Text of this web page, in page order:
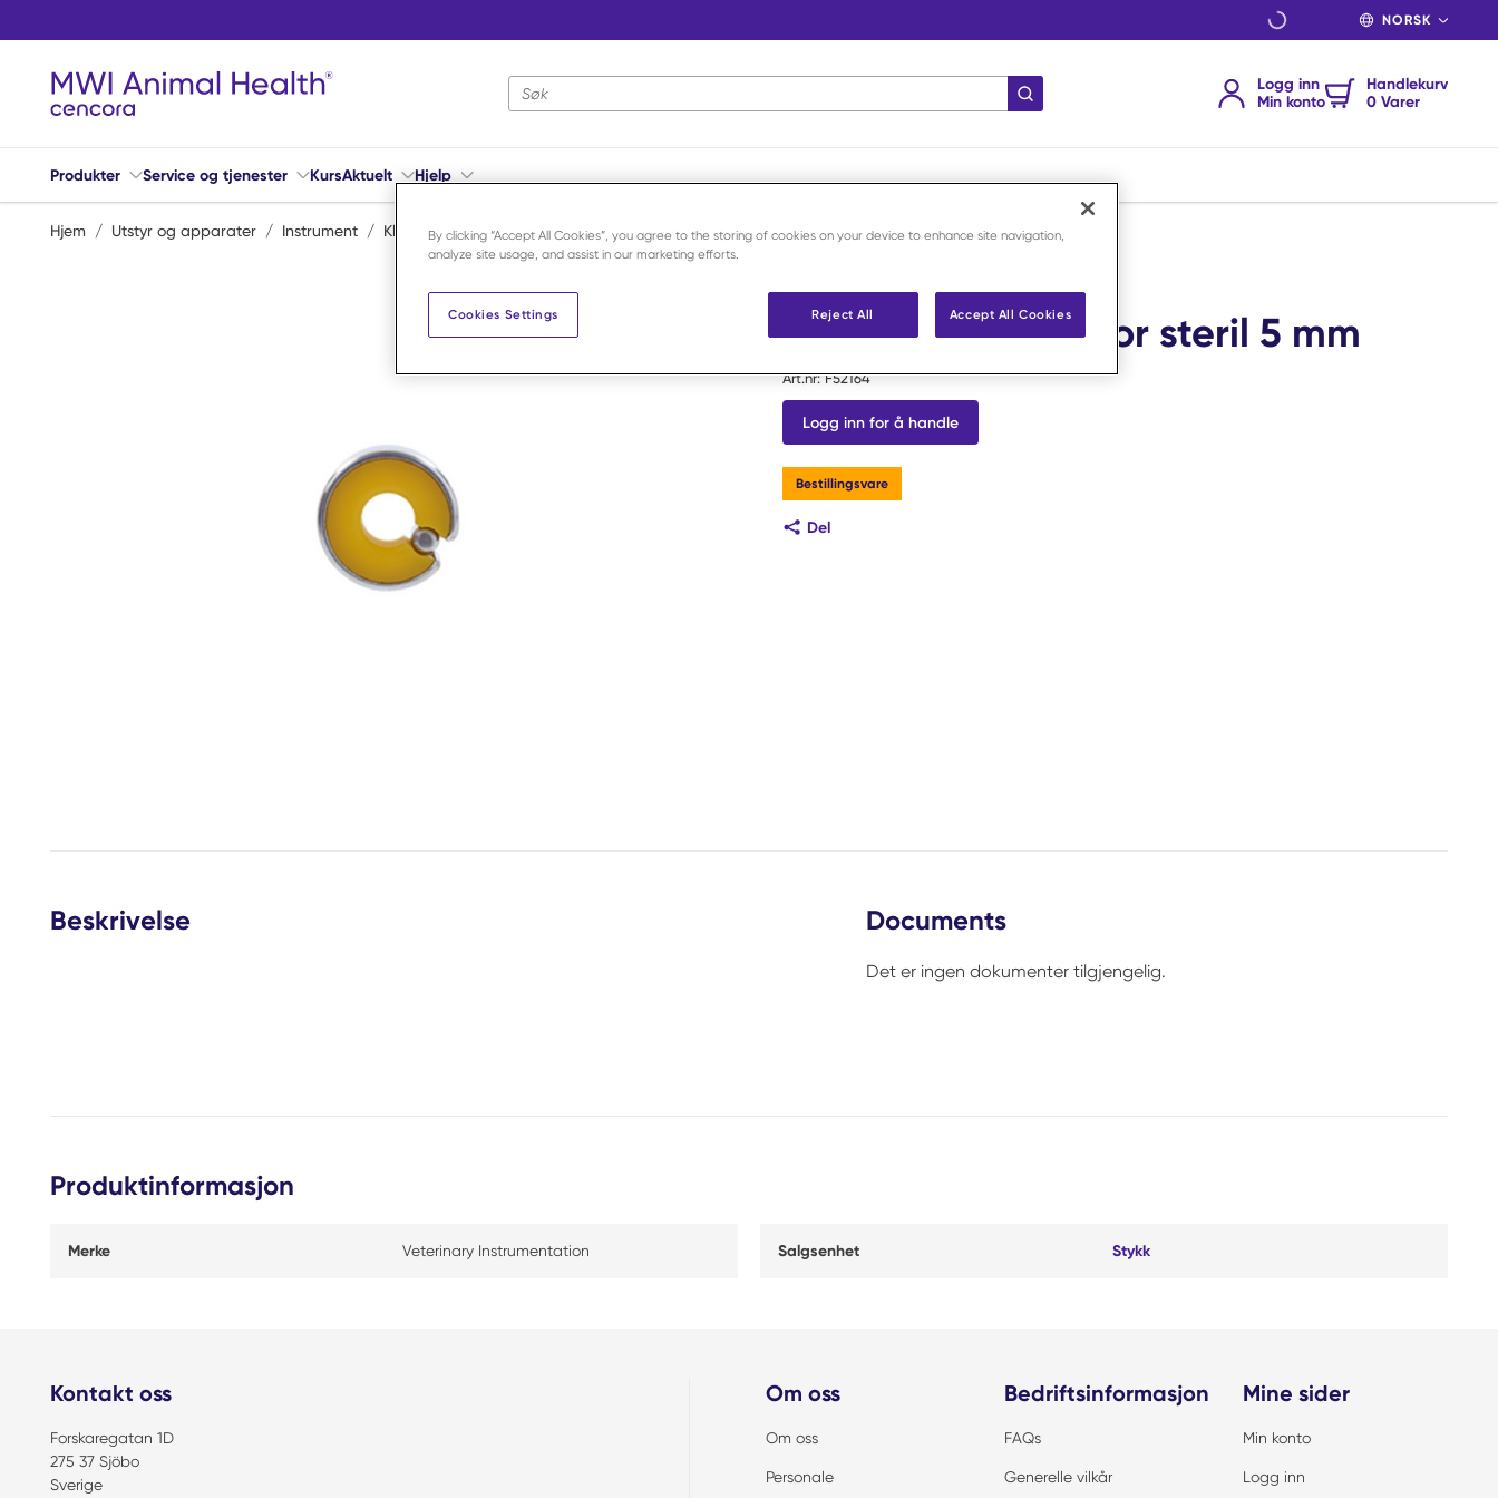
SPRÅK
Nettstedsøk
send søk
Logg inn
Min konto
Handlekurv
0 Varer
Produkter Service og tjenester KursAktuelt Hjelp
Hjem / Utstyr og apparater / Instrument / Klemme og hake / Ameroid constrictor steril 5 mm
Ameroid constrictor steril 5 mm
Art.nr: F52164
Logg inn for å handle
Bestillingsvare
Del
Beskrivelse Documents
Det er ingen dokumenter tilgjengelig.
Produktinformasjon
Merke Veterinary Instrumentation Salgsenhet Stykk
Kontakt oss
Forskaregatan 1D
275 37 Sjöbo
Sverige
Om oss
Om oss
Personale
Bedriftsinformasjon
FAQs
Generelle vilkår
Mine sider
Min konto
Logg inn
By clicking “Accept All Cookies”, you agree to the storing of cookies on your device to enhance site navigation,
analyze site usage, and assist in our marketing efforts.
Reject All Accept All Cookies
Cookies Settings